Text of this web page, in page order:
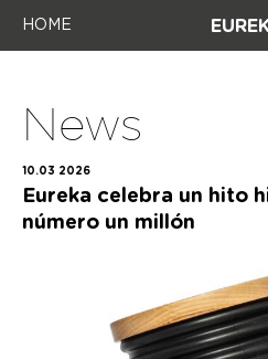
HOME
News
10.03 2026
Eureka celebra un hito
número un millón